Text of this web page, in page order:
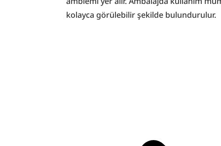
kolayca görülebilir şekilde bulundurulur.